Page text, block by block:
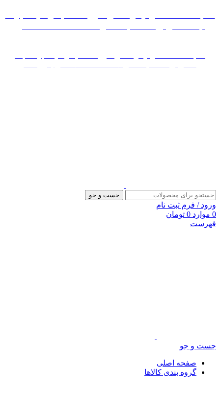
جست و جو
ورود / فرم ثبت نام
0 موارد 0 تومان
فهرست
جست و جو
صفحه اصلی
گروه بندی کالاها